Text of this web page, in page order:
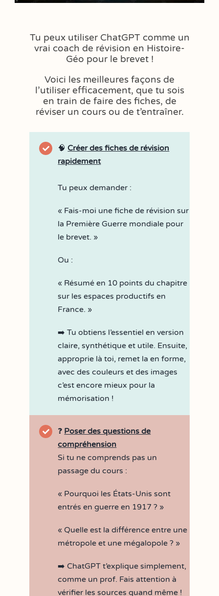
Tu peux utiliser ChatGPT comme un
vrai coach de révision en Histoire-
Géo pour le brevet !
Voici les meilleures façons de
l’utiliser efficacement, que tu sois
en train de faire des fiches, de
réviser un cours ou de t’entraîner.
🧠 Créer des fiches de révision
rapidement
Tu peux demander :
« Fais-moi une fiche de révision sur
la Première Guerre mondiale pour
le brevet. »
Ou :
« Résumé en 10 points du chapitre
sur les espaces productifs en
France. »
➡️ Tu obtiens l’essentiel en version
claire, synthétique et utile. Ensuite,
approprie là toi, remet la en forme,
avec des couleurs et des images
c’est encore mieux pour la
mémorisation !
❓ Poser des questions de
compréhension
Si tu ne comprends pas un
passage du cours :
« Pourquoi les États-Unis sont
entrés en guerre en 1917 ? »
« Quelle est la différence entre une
métropole et une mégalopole ? »
➡️ ChatGPT t’explique simplement,
comme un prof. Fais attention à
vérifier les sources quand même !